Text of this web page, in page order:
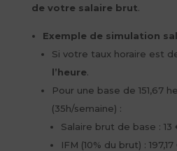
de votre salaire brut.
Exemple de simulation
Si votre taux horaire est
l’heure.
Pour une base de 151,67
(35h/semaine) :
Salaire brut de base : 13
IFM (10% du brut) :